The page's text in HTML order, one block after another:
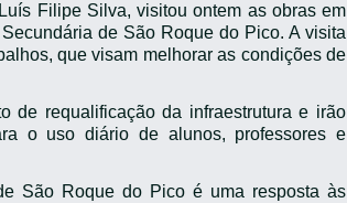
Filipe Silva, visitou ontem as obras em
de São Roque do Pico. A visita
que visam melhorar as condições de
de requalificação da infraestrutura e irão
o uso diário de alunos, professores e
São Roque do Pico é uma resposta às